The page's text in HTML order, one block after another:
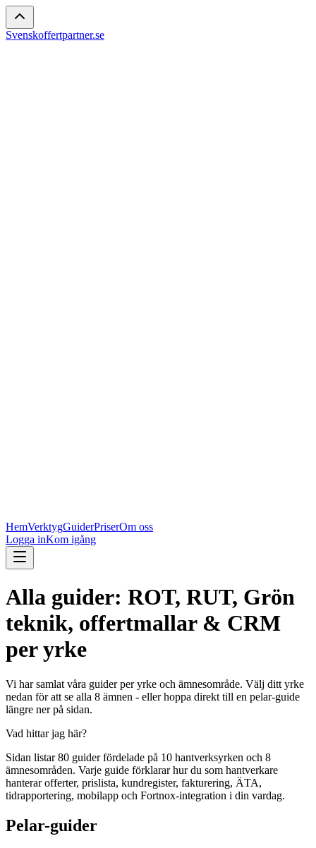
Svenskoffertpartner.se
HemVerktygGuiderPriserOm oss
Logga inKom igång
Alla guider: ROT, RUT, Grön
teknik, offertmallar & CRM
per yrke
Vi har samlat våra guider per yrke och ämnesområde. Välj ditt yrke
nedan för att se alla 8 ämnen - eller hoppa direkt till en pelar-guide
längre ner på sidan.
Vad hittar jag här?
Sidan listar80 guider fördelade på 10 hantverksyrken och 8
ämnesområden. Varje guide förklarar hur du som hantverkare
hanterar offerter, prislista, kundregister, fakturering, ÄTA,
tidrapportering, mobilapp och Fortnox-integration i din vardag.
Pelar-guider